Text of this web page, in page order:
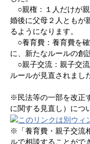
○親権：１人だけが
婚後に父母２人ともが
るようになります。
○養育費：養育費を
に、新たなルールの創
○親子交流：親子交
ルールが見直されまし
※民法等の一部を改正
に関する見直し）につ
※「養育費・親子交流
ルで相談することがで